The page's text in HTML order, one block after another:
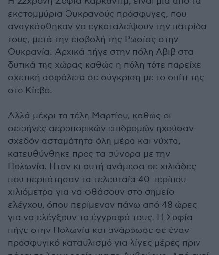
εκατομμύρια Ουκρανούς πρόσφυγες, που
αναγκάσθηκαν να εγκαταλείψουν την πατρίδα
τους, μετά την εισβολή της Ρωσίας στην
Ουκρανία. Αρχικά πήγε στην πόλη Λβιβ στα
δυτικά της χώρας καθώς η πόλη τότε παρείχε
σχετική ασφάλεια σε σύγκριση με το σπίτι της
στο Κίεβο.
Αλλά μέχρι τα τέλη Μαρτίου, καθώς οι
σειρήνες αεροπορικών επιδρομών ηχούσαν
σχεδόν ασταμάτητα όλη μέρα και νύχτα,
κατευθύνθηκε προς τα σύνορα με την
Πολωνία. Ηταν κι αυτή ανάμεσα σε χιλιάδες
που περπάτησαν τα τελευταία 40 περίπου
χιλιόμετρα για να φθάσουν στο σημείο
ελέγχου, όπου περίμεναν πάνω από 48 ώρες
για να ελέγξουν τα έγγραφά τους. Η Σοφία
πήγε στην Πολωνία και ανάρρωσε σε έναν
προσφυγικό καταυλισμό για λίγες μέρες πριν